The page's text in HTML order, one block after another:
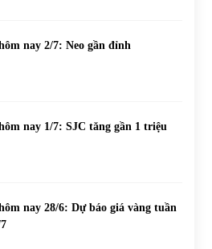
nay 2/7: Neo gần đỉnh
nay 1/7: SJC tăng gần 1 triệu
nay 28/6: Dự báo giá vàng tuần